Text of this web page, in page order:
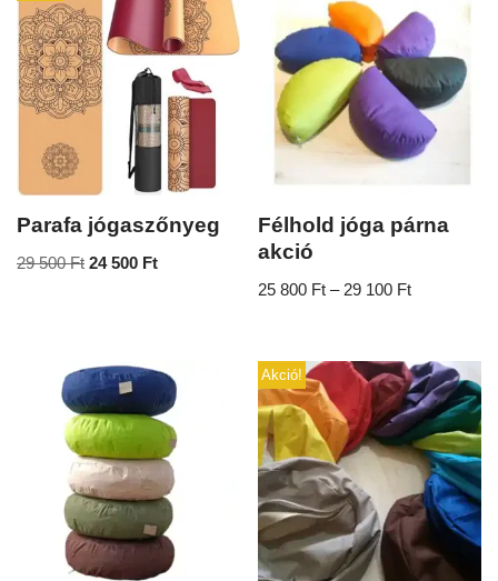
Parafa jógaszőnyeg
29 500Ft 24 500 Ft
Félhold jóga párna
akció
25 800 Ft – 29 100 Ft
Akció!